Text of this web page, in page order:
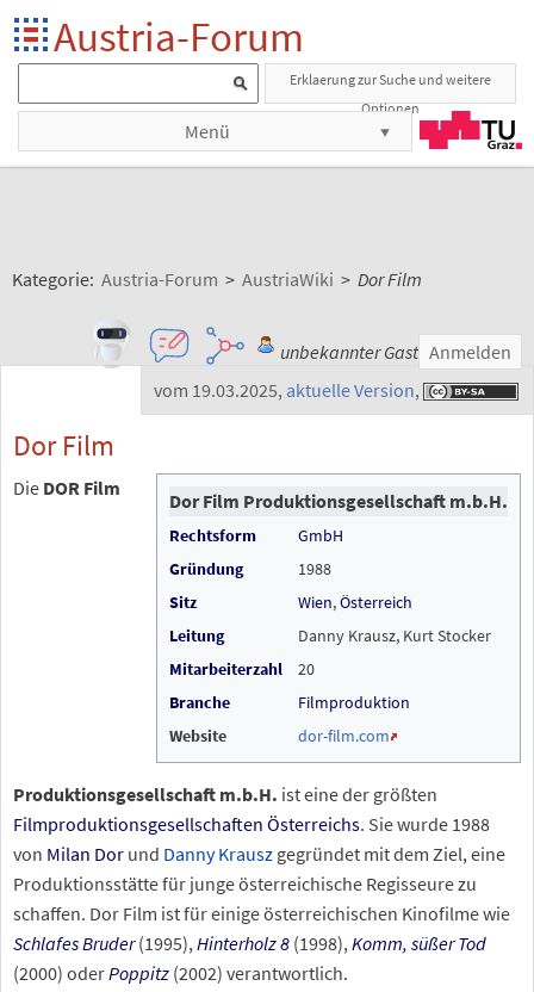
Austria-Forum
Erklaerung zur Suche und weitere
Optionen
Menü
Kategorie: Austria-Forum > AustriaWiki > Dor Film
unbekannter Gast Anmelden
vom 19.03.2025, aktuelle Version,
Dor Film
Dor Film Produktionsgesellschaft m.b.H.
Rechtsform
GmbH
Gründung
1988
Sitz
Wien,Österreich
Leitung
Danny Krausz, Kurt Stocker
Mitarbeiterzahl
20
Branche
Filmproduktion
Website
dor-film.com
Die DOR Film
Produktionsgesellschaft m.b.H. ist eine der größten
Filmproduktionsgesellschaften Österreichs. Sie wurde 1988
von Milan Dor und Danny Krausz gegründet mit dem Ziel, eine
Produktionsstätte für junge österreichische Regisseure zu
schaffen. Dor Film ist für einige österreichischen Kinofilme wie
Schlafes Bruder(1995),Hinterholz 8 (1998),Komm, süßer Tod
(2000) oderPoppitz (2002) verantwortlich.